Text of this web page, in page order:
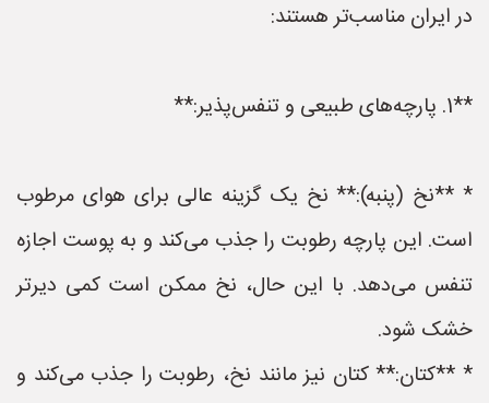
در ایران مناسب‌تر هستند:
**1. پارچه‌های طبیعی و تنفس‌پذیر:**
* **نخ (پنبه):** نخ یک گزینه عالی برای هوای مرطوب
است. این پارچه رطوبت را جذب می‌کند و به پوست اجازه
تنفس می‌دهد. با این حال، نخ ممکن است کمی دیرتر
خشک شود.
* **کتان:** کتان نیز مانند نخ، رطوبت را جذب می‌کند و